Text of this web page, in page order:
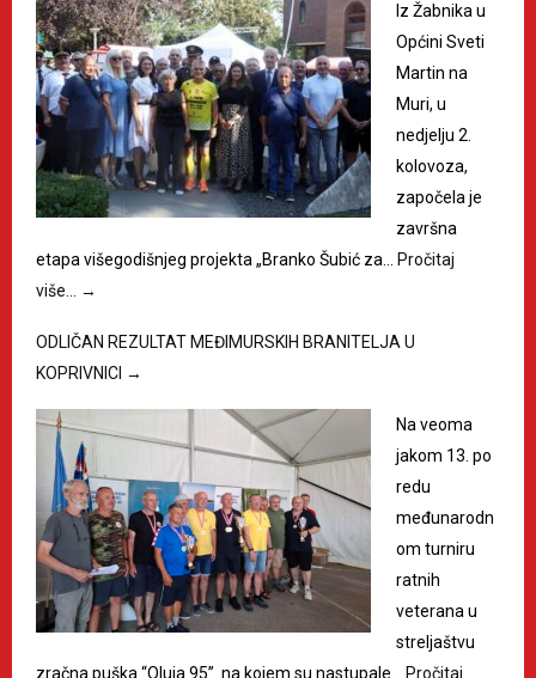
Iz Žabnika u
Općini Sveti
Martin na
Muri, u
nedjelju 2.
kolovoza,
započela je
završna
etapa višegodišnjeg projekta „Branko Šubić za… Pročitaj
više… →
ODLIČAN REZULTAT MEĐIMURSKIH BRANITELJA U
KOPRIVNICI →
Na veoma
jakom 13. po
redu
međunarodn
om turniru
ratnih
veterana u
streljaštvu
zračna puška “Oluja 95” na kojem su nastupale…
Pročitaj